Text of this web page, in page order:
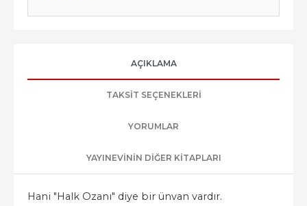
AÇIKLAMA
TAKSIT SEÇENEKLERI
YORUMLAR
YAYINEVININ DIĞER KITAPLARI
Hani "Halk Ozanı" diye bir ünvan vardır.